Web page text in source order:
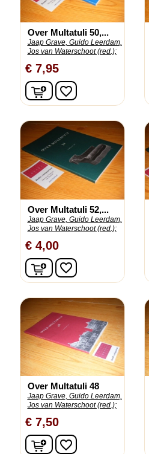
Over Multatuli 50,...
Jaap Grave, Guido Leerdam,
Jos van Waterschoot (red.);
€ 7,95
In winkelwagen
favorite_border
Over Multatuli 52,...
Jaap Grave, Guido Leerdam,
Jos van Waterschoot (red.);
€ 4,00
In winkelwagen
favorite_border
Over Multatuli 48
Jaap Grave, Guido Leerdam,
Jos van Waterschoot (red.);
€ 7,50
In winkelwagen
favorite_border